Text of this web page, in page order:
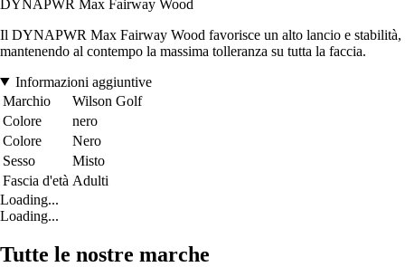
DYNAPWR Max Fairway Wood
Il DYNAPWR Max Fairway Wood favorisce un alto lancio e stabilità,
mantenendo al contempo la massima tolleranza su tutta la faccia.
Informazioni aggiuntive
Marchio
Wilson Golf
Colore
nero
Colore
Nero
Sesso
Misto
Fascia d'età Adulti
Loading...
Loading...
Tutte le nostre marche